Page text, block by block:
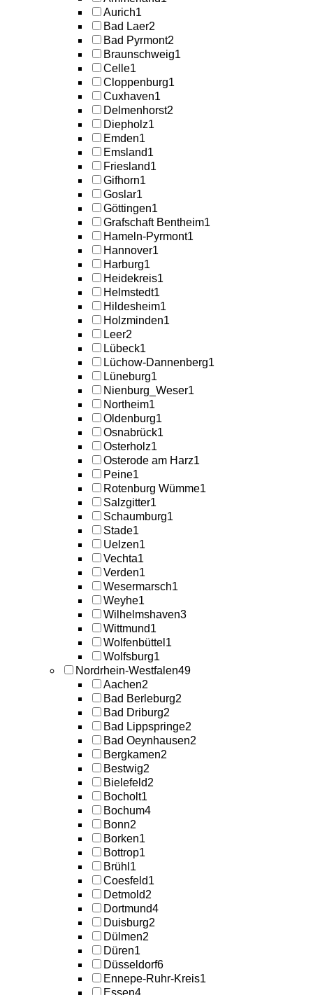
Aurich1
Bad Laer2
Bad Pyrmont2
Braunschweig1
Celle1
Cloppenburg1
Cuxhaven1
Delmenhorst2
Diepholz1
Emden1
Emsland1
Friesland1
Gifhorn1
Goslar1
Göttingen1
Grafschaft Bentheim1
Hameln-Pyrmont1
Hannover1
Harburg1
Heidekreis1
Helmstedt1
Hildesheim1
Holzminden1
Leer2
Lübeck1
Lüchow-Dannenberg1
Lüneburg1
Nienburg_Weser1
Northeim1
Oldenburg1
Osnabrück1
Osterholz1
Osterode am Harz1
Peine1
Rotenburg Wümme1
Salzgitter1
Schaumburg1
Stade1
Uelzen1
Vechta1
Verden1
Wesermarsch1
Weyhe1
Wilhelmshaven3
Wittmund1
Wolfenbüttel 1
Wolfsburg1
Nordrhein-Westfalen49
Aachen2
Bad Berleburg2
Bad Driburg2
Bad Lippspringe2
Bad Oeynhausen2
Bergkamen2
Bestwig2
Bielefeld2
Bocholt1
Bochum4
Bonn2
Borken1
Bottrop1
Brühl 1
Coesfeld1
Detmold2
Dortmund4
Duisburg2
Dülmen2
Düren1
Düsseldorf6
Ennepe-Ruhr-Kreis1
Essen4